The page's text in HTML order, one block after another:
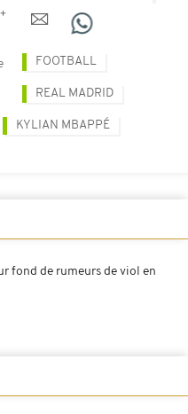
FOOTBALL
REAL MADRID
KYLIAN MBAPPÉ
fond de rumeurs de viol en